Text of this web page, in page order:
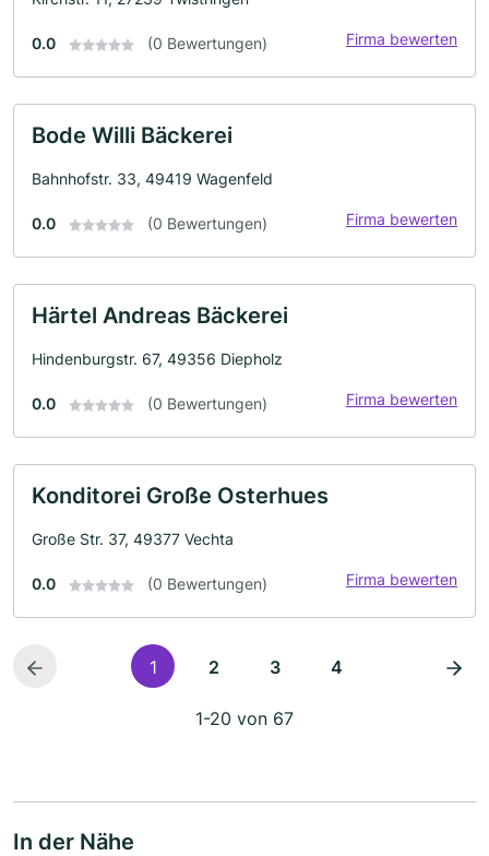
0.0 (0 Bewertungen) Firma bewerten
Bode Willi Bäckerei
Bahnhofstr. 33, 49419 Wagenfeld
0.0 (0 Bewertungen) Firma bewerten
Härtel Andreas Bäckerei
Hindenburgstr. 67, 49356 Diepholz
0.0 (0 Bewertungen) Firma bewerten
Konditorei Große Osterhues
Große Str. 37, 49377 Vechta
0.0 (0 Bewertungen) Firma bewerten
1 2 3 4
1-20 von 67
In der Nähe